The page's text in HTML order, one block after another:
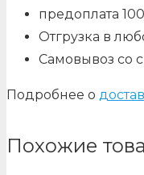
предоплата
Отгрузка в
Самовывоз со
Подробнее о
Похожие